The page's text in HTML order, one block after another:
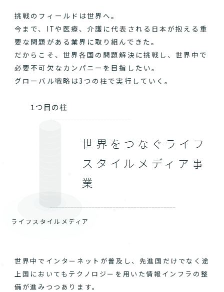
挑戦のフィールドは世界へ。
今まで、ITや医療、介護に代表される日本が抱える重
要な問題がある業界に取り組んできた。
だからこそ、世界各国の問題解決に挑戦し、世界中で
必要不可欠なカンパニーを目指したい。
グローバル戦略は3つの柱で実行していく。
１つ目の柱
ライフスタイルメディア
世界をつなぐライフ
スタイルメディア事
業
世界中でインターネットが普及し、先進国だけでなく途
上国においてもテクノロジーを用いた情報インフラの整
備が進みつつあります。